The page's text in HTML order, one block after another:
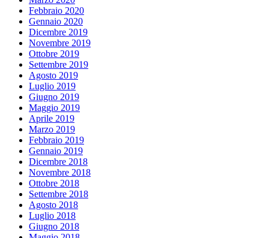
Febbraio 2020
Gennaio 2020
Dicembre 2019
Novembre 2019
Ottobre 2019
Settembre 2019
Agosto 2019
Luglio 2019
Giugno 2019
Maggio 2019
Aprile 2019
Marzo 2019
Febbraio 2019
Gennaio 2019
Dicembre 2018
Novembre 2018
Ottobre 2018
Settembre 2018
Agosto 2018
Luglio 2018
Giugno 2018